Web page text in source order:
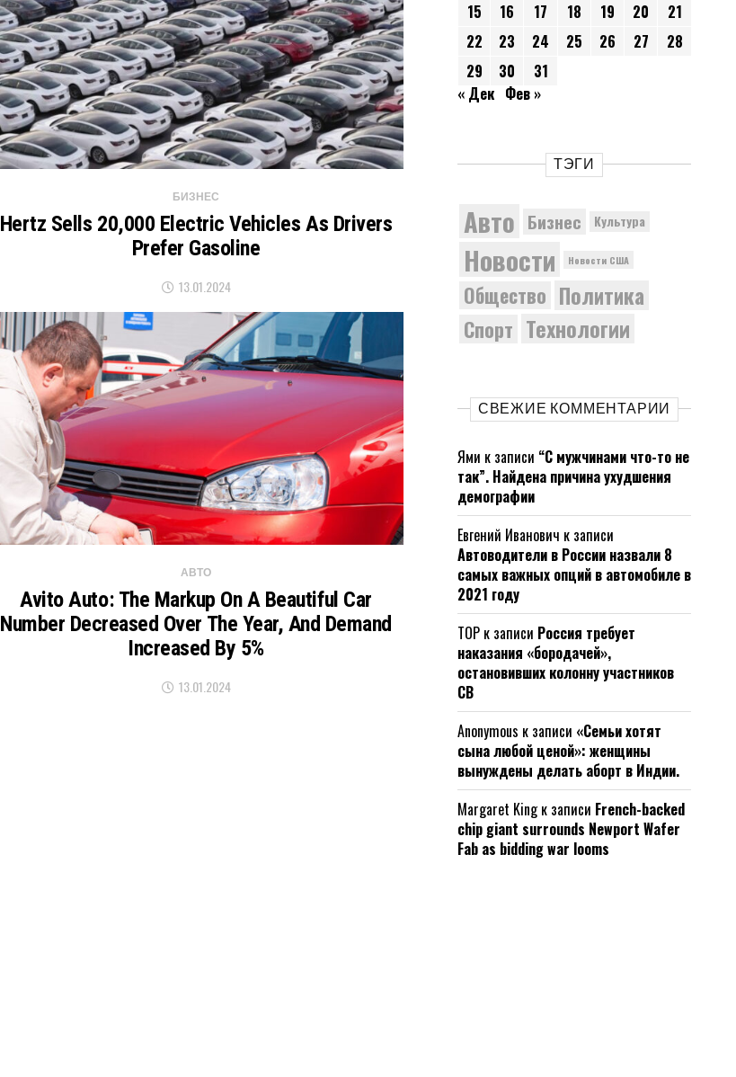
БИЗНЕС
Hertz Sells 20,000 Electric Vehicles As Drivers
Prefer Gasoline
13.01.2024
АВТО
Avito Auto: The Markup On A Beautiful Car
Number Decreased Over The Year, And Demand
Increased By 5%
13.01.2024
15
16 17 18 19 20
21
22
23 24 25 26 27
28
29
30
31
« Дек Фев »
ТЭГИ
Авто Бизнес Культура
Новости Новости США
Общество Политика
Спорт Технологии
СВЕЖИЕ КОММЕНТАРИИ
Ями к записи “С мужчинами что-то не
так”. Найдена причина ухудшения
демографии
Евгений Иванович к записи
Автоводители в России назвали 8
самых важных опций в автомобиле в
2021 году
ТОР к записи Россия требует
наказания «бородачей»,
остановивших колонну участников
СВ
Anonymous к записи «Семьи хотят
сына любой ценой»: женщины
вынуждены делать аборт в Индии.
Margaret Kingк записи French-backed
chip giant surrounds Newport Wafer
Fab as bidding war looms